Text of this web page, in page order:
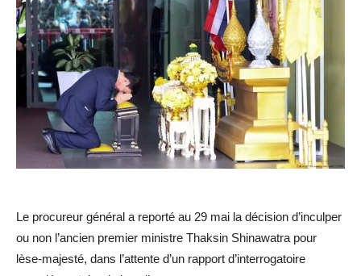
Le procureur général a reporté au 29 mai la décision d’inculper
ou non l’ancien premier ministre Thaksin Shinawatra pour
lèse-majesté, dans l’attente d’un rapport d’interrogatoire